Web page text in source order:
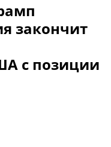
закончит
с позиции